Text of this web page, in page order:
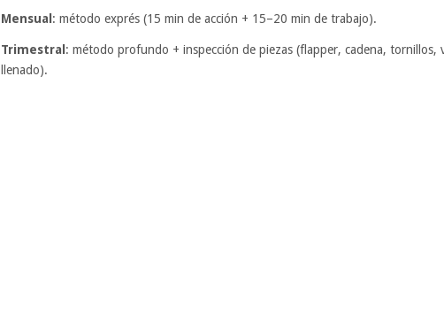
Mensual: método exprés (15 min de acción + 15–20 min de trabajo).
Trimestral: método profundo + inspección de piezas (flapper, cadena, tornillos,
llenado).